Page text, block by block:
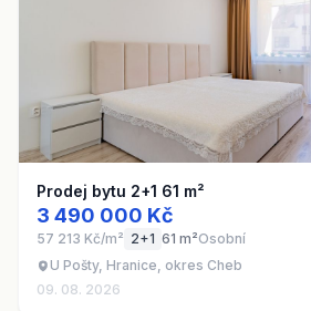
Prodej bytu 2+1 61 m²
3 490 000 Kč
57 213 Kč/m² 2+1 61 m²Osobní
U Pošty, Hranice, okres Cheb
09. 08. 2026